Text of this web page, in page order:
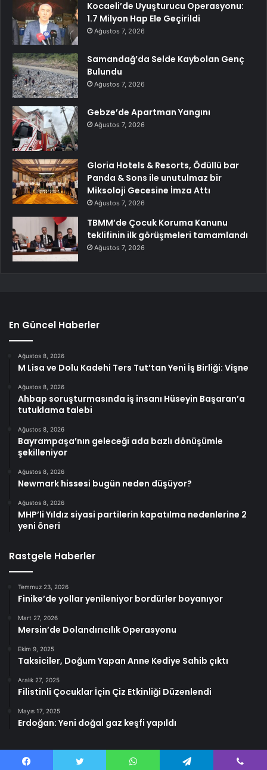
Kocaeli’de Uyuşturucu Operasyonu:
1.7 Milyon Hap Ele Geçirildi
Ağustos 7, 2026
Samandağ’da Selde Kaybolan Genç
Bulundu
Ağustos 7, 2026
Gebze’de Apartman Yangını
Ağustos 7, 2026
Gloria Hotels & Resorts, Ödüllü bar
Panda & Sons ile unutulmaz bir
Miksoloji Gecesine İmza Attı
Ağustos 7, 2026
TBMM’de Çocuk Koruma Kanunu
teklifinin ilk görüşmeleri tamamlandı
Ağustos 7, 2026
En Güncel Haberler
Ağustos 8, 2026
M Lisa ve Dolu Kadehi Ters Tut’tan Yeni İş Birliği: Vişne
Ağustos 8, 2026
Ahbap soruşturmasında iş insanı Hüseyin Başaran’a
tutuklama talebi
Ağustos 8, 2026
Bayrampaşa’nın geleceği ada bazlı dönüşümle
şekilleniyor
Ağustos 8, 2026
Newmark hissesi bugün neden düşüyor?
Ağustos 8, 2026
MHP’li Yıldız siyasi partilerin kapatılma nedenlerine 2
yeni öneri
Rastgele Haberler
Temmuz 23, 2026
Finike’de yollar yenileniyor bordürler boyanıyor
Mart 27, 2026
Mersin’de Dolandırıcılık Operasyonu
Ekim 9, 2025
Taksiciler, Doğum Yapan Anne Kediye Sahib çıktı
Aralık 27, 2025
Filistinli Çocuklar İçin Çiz Etkinliği Düzenlendi
Mayıs 17, 2025
Erdoğan: Yeni doğal gaz keşfi yapıldı